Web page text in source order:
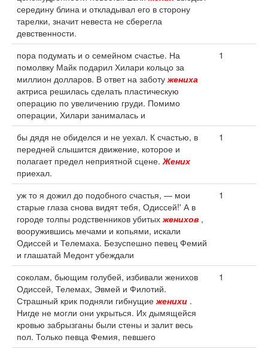
середину блина и откладывал его в сторону
тарелки, значит невеста не сберегла
девственности.
пора подумать и о семейном счастье. На
помолвку Майк подарил Хилари кольцо за
миллион долларов. В ответ на заботужениха
актриса решилась сделать пластическую
операцию по увеличению груди. Помимо
операции, Хилари занималась и
1
бы дядя не обиделся и не уехал. К счастью, в
передней слышится движение, которое и
полагает предел неприятной сцене.Жених
приехал.
1
уж то я дожил до подобного счастья, — мои
старые глаза снова видят тебя, Одиссей!' А в
городе толпы родственников убитыхженихов ,
вооружившись мечами и копьями, искали
Одиссей и Телемаха. Безуспешно певец Фемий
и глашатай Медонт убеждали
1
соколам, бьющим голубей, избивали женихов
Одиссей, Телемах, Эвмей и Филотий.
Страшный крик подняли гибнущиеженихи .
Нигде не могли они укрыться. Их дымящейся
кровью забрызганы были стены и залит весь
пол. Только певца Фемия, певшего
1